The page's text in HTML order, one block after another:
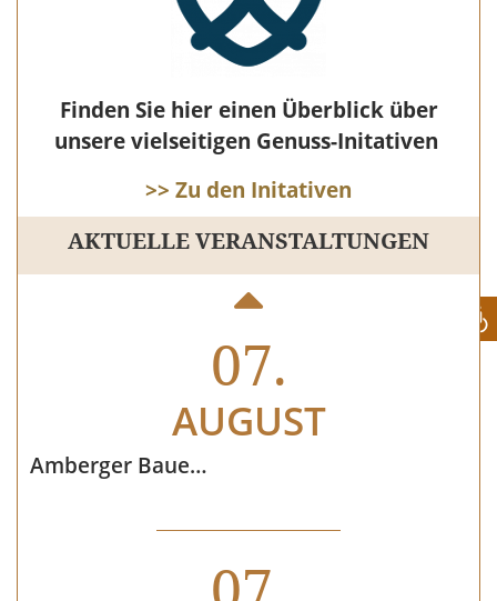
Finden Sie hier einen Überblick über
unsere vielseitigen Genuss-Initativen
>> Zu den Initativen
AKTUELLE VERANSTALTUNGEN
Bayreuther Wochenmarkt
08.
AUGUST
Öffentliche Brauereiführung in der Stadtbrauerei Spalt mit BierProbe
07.
AUGUST
Amberger Bauernmarkt & Wochenmarkt